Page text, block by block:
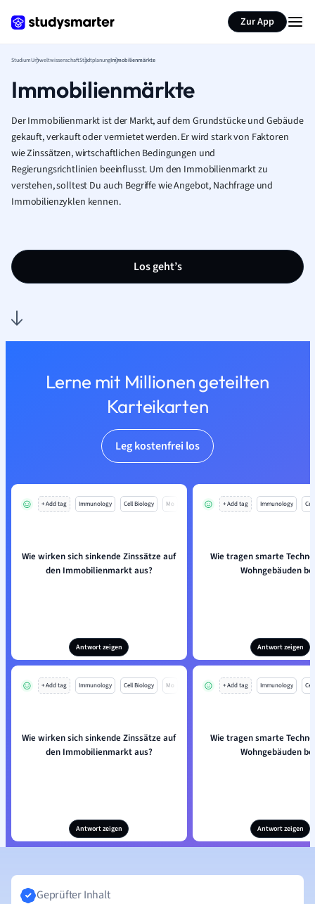
Zur App
StudiumUmweltwissenschaftStadtplanungImmobilienmärkte
Immobilienmärkte
Der Immobilienmarkt ist der Markt, auf dem Grundstücke und Gebäude
gekauft, verkauft oder vermietet werden. Er wird stark von Faktoren
wie Zinssätzen, wirtschaftlichen Bedingungen und
Regierungsrichtlinien beeinflusst. Um den Immobilienmarkt zu
verstehen, solltest Du auch Begriffe wie Angebot, Nachfrage und
Immobilienzyklen kennen.
Los geht’s
Lerne mit Millionen geteilten
Karteikarten
Leg kostenfrei los
+ Add tag Immunology Cell Biology Mo
Wie wirken sich sinkende Zinssätze auf
den Immobilienmarkt aus?
Antwort zeigen
+ Add tag Immunology
Wie tragen smarte
Wohngebäuden
Antwort zeigen
+ Add tag Immunology Cell Biology Mo
Wie wirken sich sinkende Zinssätze auf
den Immobilienmarkt aus?
Antwort zeigen
+ Add tag Immunology
Wie tragen smarte
Wohngebäuden
Antwort zeigen
Geprüfter Inhalt